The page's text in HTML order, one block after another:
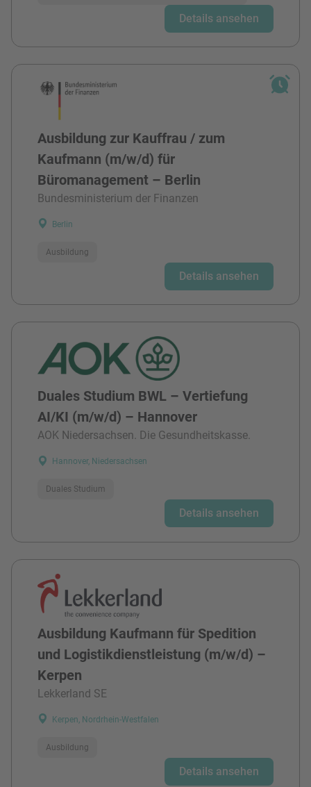
Details ansehen
Ausbildung zur Kauffrau / zum
Kaufmann (m/w/d) für
Büromanagement – Berlin
Bundesministerium der Finanzen
Berlin
Ausbildung
Details ansehen
Duales Studium BWL – Vertiefung
AI/KI (m/w/d) – Hannover
AOK Niedersachsen. Die Gesundheitskasse.
Hannover, Niedersachsen
Duales Studium
Details ansehen
Ausbildung Kaufmann für Spedition
und Logistikdienstleistung (m/w/d) –
Kerpen
Lekkerland SE
Kerpen, Nordrhein-Westfalen
Ausbildung
Details ansehen